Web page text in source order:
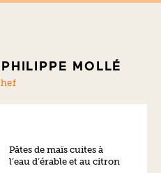
MOLLÉ
Pâtes de maïs cuites à
l’eau d’érable et au citron